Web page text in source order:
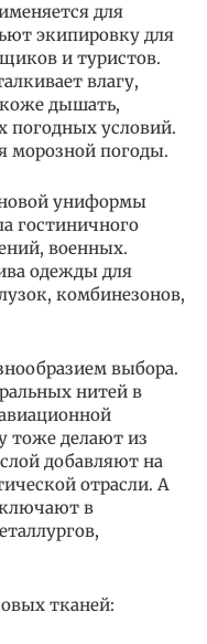
для
экипировку для
и туристов.
влагу,
коже дышать,
погодных условий.
морозной погоды.
униформы
гостиничного
военных.
одежды для
комбинезонов,
выбора.
нитей в
тоже делают из
добавляют на
отрасли. А
в
тканей: